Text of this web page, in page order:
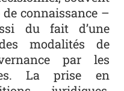
connaissance –
du fait d’une
modalités de
par les
La prise en